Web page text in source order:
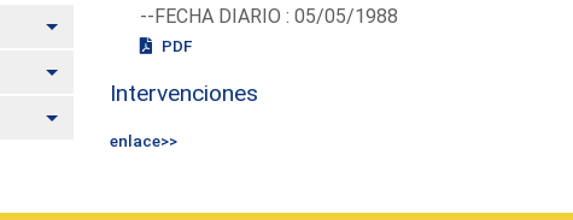
Alternar
Alternar
Alternar
--FECHA DIARIO : 05/05/1988
PDF
Intervenciones
enlace>>